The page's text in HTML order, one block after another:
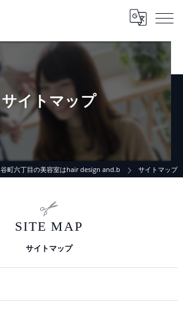
サイトマップ
谷町六丁目の美容室はhair design and.b サイトマップ
サイトマップ
SITE MAP